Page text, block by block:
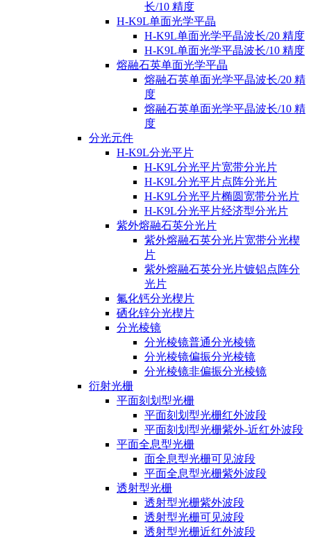
长/10 精度
H-K9L单面光学平晶
H-K9L单面光学平晶波长/20 精度
H-K9L单面光学平晶波长/10 精度
熔融石英单面光学平晶
熔融石英单面光学平晶波长/20 精
度
熔融石英单面光学平晶波长/10 精
度
分光元件
H-K9L分光平片
H-K9L分光平片宽带分光片
H-K9L分光平片点阵分光片
H-K9L分光平片椭圆宽带分光片
H-K9L分光平片经济型分光片
紫外熔融石英分光片
紫外熔融石英分光片宽带分光楔
片
紫外熔融石英分光片镀铝点阵分
光片
氟化钙分光楔片
硒化锌分光楔片
分光棱镜
分光棱镜普通分光棱镜
分光棱镜偏振分光棱镜
分光棱镜非偏振分光棱镜
衍射光栅
平面刻划型光栅
平面刻划型光栅红外波段
平面刻划型光栅紫外-近红外波段
平面全息型光栅
面全息型光栅可见波段
平面全息型光栅紫外波段
透射型光栅
透射型光栅紫外波段
透射型光栅可见波段
透射型光栅近红外波段